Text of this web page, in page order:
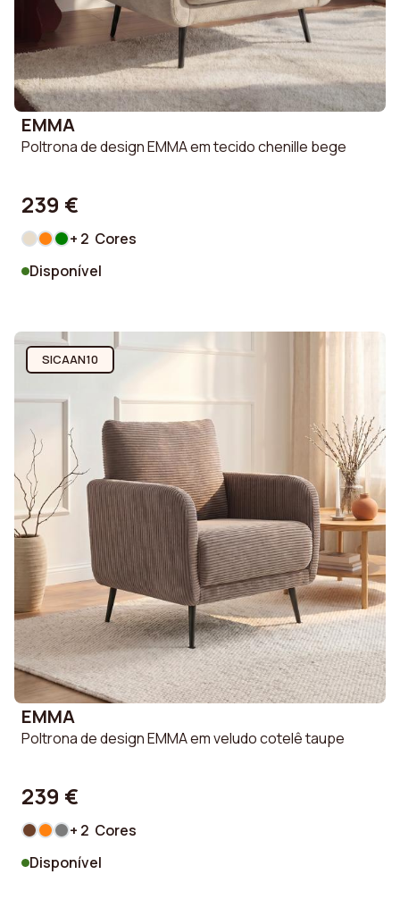
EMMA
Poltrona de design EMMA em tecido chenille bege
239 €
+ 2 Cores
Disponível
SICAAN10
EMMA
Poltrona de design EMMA em veludo cotelê taupe
239 €
+ 2 Cores
Disponível